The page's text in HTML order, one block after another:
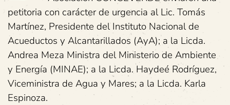
petitoria con carácter de urgencia al Lic. Tomás
Martínez, Presidente del Instituto Nacional de
Acueductos y Alcantarillados (AyA); a la Licda.
Andrea Meza Ministra del Ministerio de Ambiente
y Energía (MINAE); a la Licda. Haydeé Rodríguez,
Viceministra de Agua y Mares; a la Licda. Karla
Espinoza.